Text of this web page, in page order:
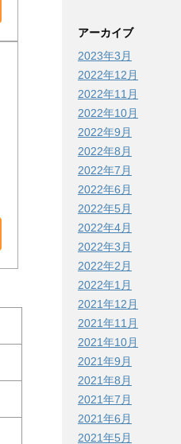
アーカイブ
2023年3月
2022年12月
2022年11月
2022年10月
2022年9月
2022年8月
2022年7月
2022年6月
2022年5月
2022年4月
2022年3月
2022年2月
2022年1月
2021年12月
2021年11月
2021年10月
2021年9月
2021年8月
2021年7月
2021年6月
2021年5月